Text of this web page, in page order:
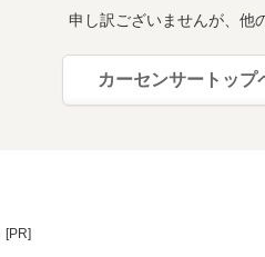
申し訳ございませんが、他
カーセンサートップ
[PR]